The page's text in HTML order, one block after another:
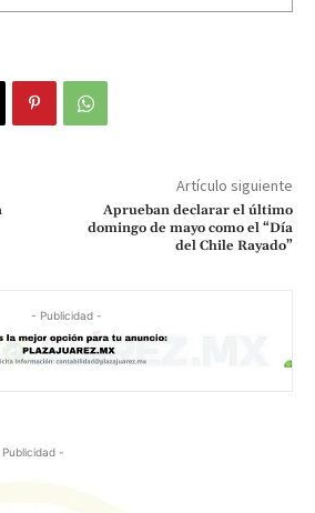
Artículo siguiente
Aprueban declarar el último
domingo de mayo como el “Día
del Chile Rayado”
- Publicidad -
-